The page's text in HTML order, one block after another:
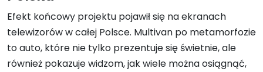
Efekt końcowy projektu pojawił się na ekranach
telewizorów w całej Polsce. Multivan po metamorfozie
to auto, które nie tylko prezentuje się świetnie, ale
również pokazuje widzom, jak wiele można osiągnąć,